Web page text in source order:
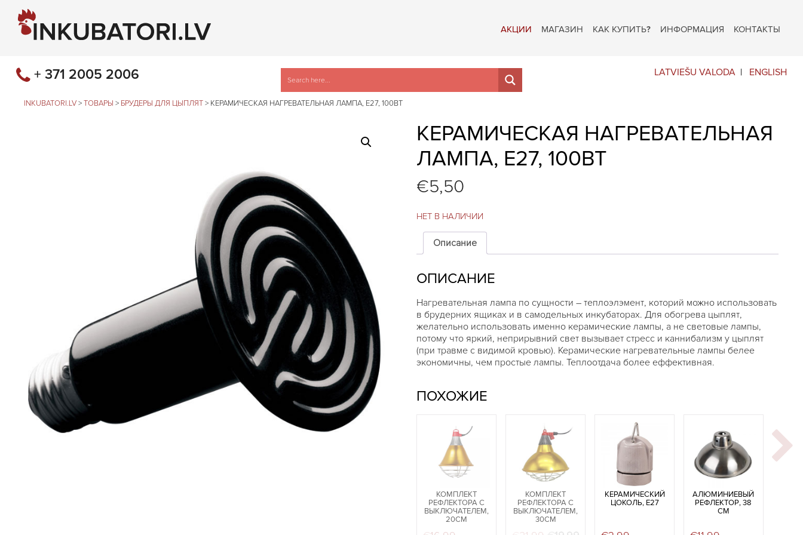
АКЦИИ МАГАЗИН КАК КУПИТЬ? ИНФОРМАЦИЯ КОНТАКТЫ
LATVIEŠU VALODA ENGLISH
+ 371 2005 2006
INKUBATORI.LV > ТОВАРЫ > БРУДЕРЫ ДЛЯ ЦЫПЛЯТ > КЕРАМИЧЕСКАЯ НАГРЕВАТЕЛЬНАЯ ЛАМПА, E27, 100ВТ
КЕРАМИЧЕСКАЯ НАГРЕВАТЕЛЬНАЯ
ЛАМПА, E27, 100ВТ
€5,50
НЕТ В НАЛИЧИИ
Описание
ОПИСАНИЕ
Нагревательная лампа по сущности – теплоэлэмент, которий можно использовать
в брудерних ящиках и в самодельных инкубаторax. Для обогрева цыплят,
желательно использовать именно керамические лампы, а не световые лампы,
потому что яркий, неприрывний свет вызывает стресс и каннибализм у цыплят
(при травме с видимой кровью). Керамические нагревательные лампы белее
экономичны, чем простые лампы. Теплоотдача более еффективная.
ПОХОЖИЕ
КОМПЛЕКТ
РЕФЛЕКТОРА С
ВЫКЛЮЧАТЕЛЕМ,
20СМ
КОМПЛЕКТ
РЕФЛЕКТОРА С
ВЫКЛЮЧАТЕЛЕМ,
30СМ
КЕРАМИЧЕСКИЙ
ЦОКОЛЬ, E27
АЛЮМИНИЕВЫЙ
РЕФЛЕКТОР, 38
СМ